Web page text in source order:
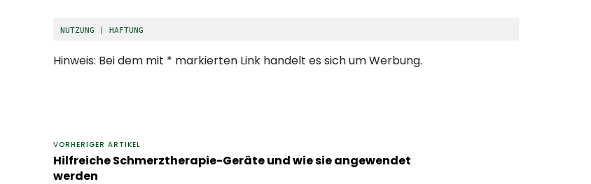
NUTZUNG | HAFTUNG
Hinweis: Bei dem mit * markierten Link handelt es sich um Werbung.
VORHERIGER ARTIKEL
Hilfreiche Schmerztherapie-Geräte und wie sie angewendet
werden